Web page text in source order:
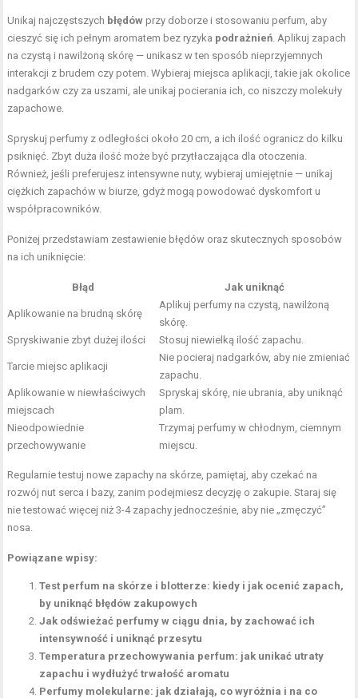
Unikaj najczęstszych błędów przy doborze i stosowaniu perfum, aby
cieszyć się ich pełnym aromatem bez ryzyka podrażnień . Aplikuj zapach
na czystą i nawilżoną skórę — unikasz w ten sposób nieprzyjemnych
interakcji z brudem czy potem. Wybieraj miejsca aplikacji, takie jak okolice
nadgarków czy za uszami, ale unikaj pocierania ich, co niszczy molekuły
zapachowe.
Spryskuj perfumy z odległości około 20 cm, a ich ilość ogranicz do kilku
psiknięć. Zbyt duża ilość może być przytłaczająca dla otoczenia.
Również, jeśli preferujesz intensywne nuty, wybieraj umiejętnie — unikaj
ciężkich zapachów w biurze, gdyż mogą powodować dyskomfort u
współpracowników.
Poniżej przedstawiam zestawienie błędów oraz skutecznych sposobów
na ich uniknięcie:
Błąd Jak uniknąć
Aplikowanie na brudną skórę
Aplikuj perfumy na czystą, nawilżoną
skórę
Spryskiwanie zbyt dużej ilości
Stosuj niewielką ilość zapachu.
Tarcie miejsc aplikacji
Nie pocieraj nadgarków, aby nie zmieniać
zapachu.
Aplikowanie w niewłaściwych
miejscach
Spryskaj skórę, nie ubrania, aby uniknąć
plam.
Nieodpowiednie
przechowywanie
Trzymaj perfumy w chłodnym, ciemnym
miejscu.
Regularnie testuj nowe zapachy na skórze, pamiętaj, aby czekać na
rozwój nut serca i bazy, zanim podejmiesz decyzję o zakupie. Staraj się
nie testować więcej niż 3-4 zapachy jednocześnie, aby nie „zmęczyć”
nosa.
Powiązane wpisy:
Test perfum na skórze i blotterze: kiedy i jak ocenić zapach,
by uniknąć błędów zakupowych
Jak odświeżać perfumy w ciągu dnia, by zachować ich
intensywność i uniknąć przesytu
Temperatura przechowywania perfum: jak unikać utraty
zapachu i wydłużyć trwałość aromatu
Perfumy molekularne: jak działają, co wyróżnia i na co